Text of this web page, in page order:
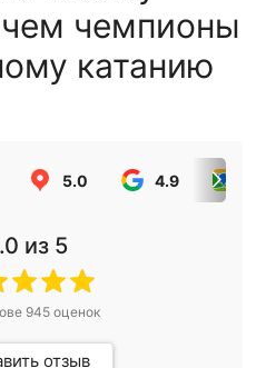
чем чемпионы
катанию
5.0 4.9
из 5
945оценок
отзыв